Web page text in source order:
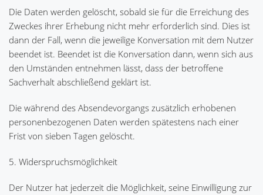
Die Daten werden gelöscht, sobald sie für die Erreichung des
Zweckes ihrer Erhebung nicht mehr erforderlich sind. Dies ist
dann der Fall, wenn die jeweilige Konversation mit dem Nutzer
beendet ist. Beendet ist die Konversation dann, wenn sich aus
den Umständen entnehmen lässt, dass der betroffene
Sachverhalt abschließend geklärt ist.
Die während des Absendevorgangs zusätzlich erhobenen
personenbezogenen Daten werden spätestens nach einer
Frist von sieben Tagen gelöscht.
5. Widerspruchsmöglichkeit
Der Nutzer hat jederzeit die Möglichkeit, seine Einwilligung zur